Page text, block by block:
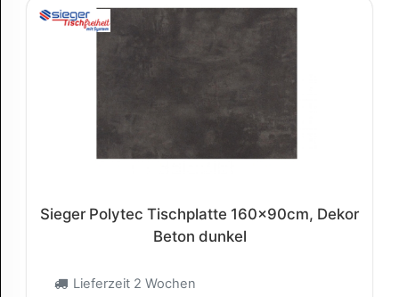
Sieger Polytec Tischplatte 160x90cm, Dekor
Beton dunkel
Lieferzeit 2 Wochen